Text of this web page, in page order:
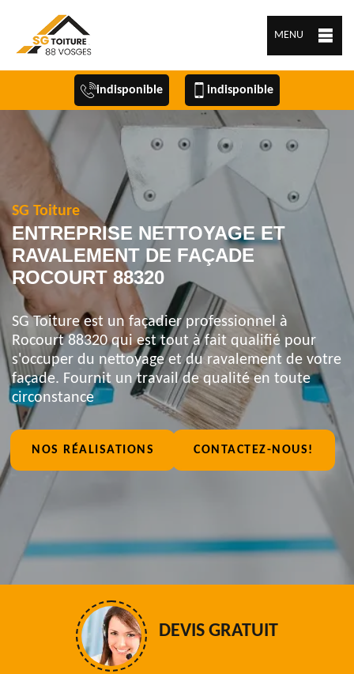
MENU
indisponible indisponible
SG Toiture
ENTREPRISE NETTOYAGE ET
RAVALEMENT DE FAÇADE
ROCOURT 88320
SG Toiture est un façadier professionnel à
Rocourt 88320 qui est tout à fait qualifié pour
s'occuper du nettoyage et du ravalement de votre
façade. Fournit un travail de qualité en toute
circonstance
NOS RÉALISATIONS CONTACTEZ-NOUS!
DEVIS GRATUIT